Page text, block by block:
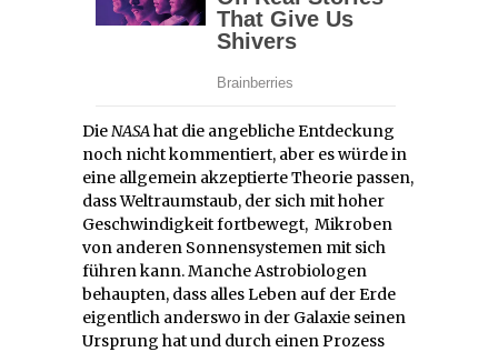
DieNASAhat die angebliche Entdeckung
noch nicht kommentiert, aber es würde in
eine allgemein akzeptierte Theorie passen,
dass Weltraumstaub, der sich mit hoher
Geschwindigkeit fortbewegt, Mikroben
von anderen Sonnensystemen mit sich
führen kann. Manche Astrobiologen
behaupten, dass alles Leben auf der Erde
eigentlich anderswo in der Galaxie seinen
Ursprung hat und durch einen Prozess